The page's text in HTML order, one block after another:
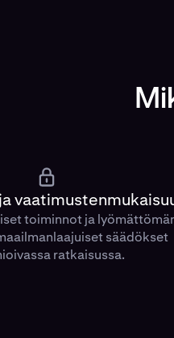
toiminnot ja
säädökset
ratkaisussa.